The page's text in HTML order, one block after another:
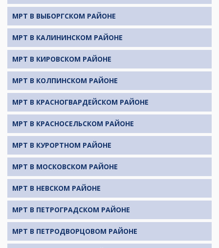
МРТ В ВЫБОРГСКОМ РАЙОНЕ
МРТ В КАЛИНИНСКОМ РАЙОНЕ
МРТ В КИРОВСКОМ РАЙОНЕ
МРТ В КОЛПИНСКОМ РАЙОНЕ
МРТ В КРАСНОГВАРДЕЙСКОМ РАЙОНЕ
МРТ В КРАСНОСЕЛЬСКОМ РАЙОНЕ
МРТ В КУРОРТНОМ РАЙОНЕ
МРТ В МОСКОВСКОМ РАЙОНЕ
МРТ В НЕВСКОМ РАЙОНЕ
МРТ В ПЕТРОГРАДСКОМ РАЙОНЕ
МРТ В ПЕТРОДВОРЦОВОМ РАЙОНЕ